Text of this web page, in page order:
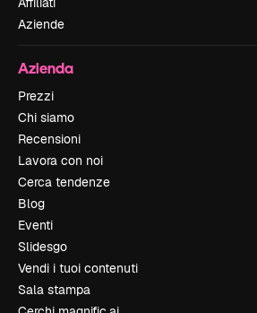
Aziende
Azienda
Prezzi
Chi siamo
Recensioni
Lavora con noi
Cerca tendenze
Blog
Eventi
Slidesgo
Vendi i tuoi contenuti
Sala stampa